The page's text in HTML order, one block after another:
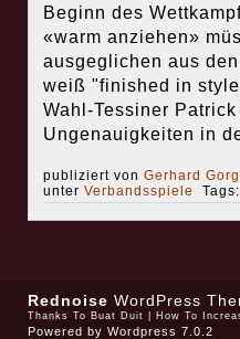
Beginn des
«warm anziehen»
ausgeglichen aus
weiß "finished in
Wahl-Tessiner
Ungenauigkeiten in
publiziert von Gerhard
unter Verbandsspiele Tags:
Rednoise WordPress
Thanks To Buat Duit How To
Powered by Wordpress 7.0.2